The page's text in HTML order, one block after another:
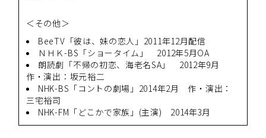
＜その他＞
BeeTV「彼は、妹の恋人」2011年12月配信
ＮＨＫ-BS「ショータイム」 2012年5月OA
朗読劇「不帰の初恋、海老名SA」 2012年9月
作・演出：坂元裕二
NHK-BS「コントの劇場」2014年2月 作・演出：
三宅裕司
NHK-FM「どこかで家族」(主演) 2014年3月